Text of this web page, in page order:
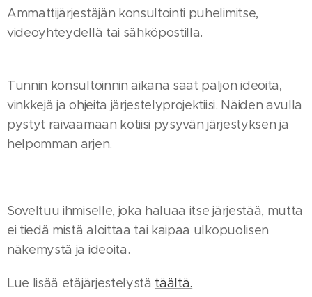
Ammattijärjestäjän konsultointi puhelimitse,
videoyhteydellä tai sähköpostilla.
Tunnin konsultoinnin aikana saat paljon ideoita,
vinkkejä ja ohjeita järjestelyprojektiisi. Näiden avulla
pystyt raivaamaan kotiisi pysyvän järjestyksen ja
helpomman arjen.
Soveltuu ihmiselle, joka haluaa itse järjestää, mutta
ei tiedä mistä aloittaa tai kaipaa ulkopuolisen
näkemystä ja ideoita.
Lue lisää etäjärjestelystä täältä.